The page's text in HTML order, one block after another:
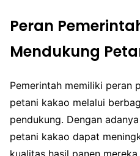
Peran
Mendukung
Pemerintah memiliki peran
petani kakao melalui
pendukung. Dengan
petani kakao dapat